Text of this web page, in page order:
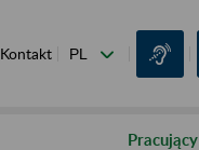
Kontakt
Pracujący